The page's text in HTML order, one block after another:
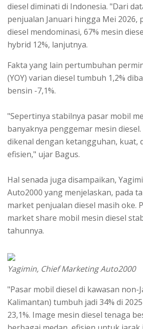
diesel diminati di Indonesia. "Dari
penjualan Januari hingga Mei 2026,
diesel mendominasi, 67% mesin
hybrid 12%, lanjutnya.
Fakta yang lain pertumbuhan
(YOY) varian diesel tumbuh 1,2%
bensin -7,1%.
"Sepertinya stabilnya pasar mobil
banyaknya penggemar mesin
dikenal dengan ketangguhan, kuat,
efisien," ujar Bagus.
Hal senada juga disampaikan,
Auto2000 yang menjelaskan, pada
market penjualan diesel masih oke.
market share mobil mesin diesel
tahunnya.
Yagimin, Chief Marketing Auto2000
"Pasar mobil diesel di kawasan non-
Kalimantan) tumbuh jadi 34% di
23,1%. Image mesin diesel tenaga